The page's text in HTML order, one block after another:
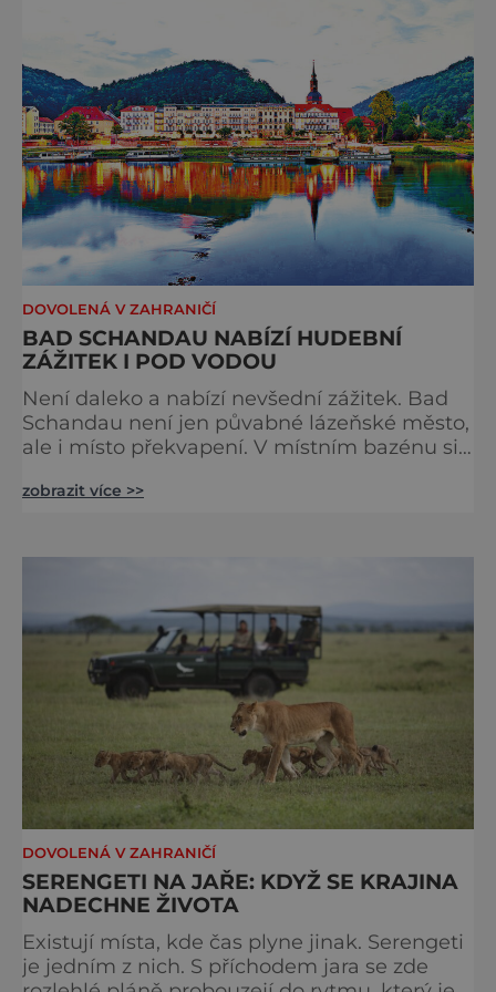
cyklistických výletech podél řek, pěších
túrách s dalekými výhledy, rodinnýc
DOVOLENÁ V ZAHRANIČÍ
BAD SCHANDAU NABÍZÍ HUDEBNÍ
ZÁŽITEK I POD VODOU
Není daleko a nabízí nevšední zážitek. Bad
Schandau není jen půvabné lázeňské město,
ale i místo překvapení. V místním bazénu si
vodě. Nádherně osvěžující místo leží jen 8
zobrazit více >>
DOVOLENÁ V ZAHRANIČÍ
SERENGETI NA JAŘE: KDYŽ SE KRAJINA
NADECHNE ŽIVOTA
Existují místa, kde čas plyne jinak. Serengeti
je jedním z nich. S příchodem jara se zde